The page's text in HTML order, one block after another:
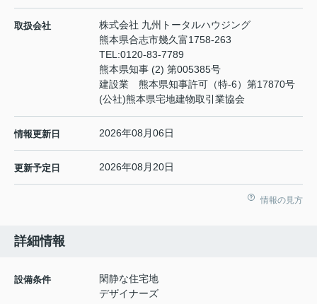
取扱会社
株式会社 九州トータルハウジング
熊本県合志市幾久富1758-263
TEL:0120-83-7789
熊本県知事 (2) 第005385号
建設業 熊本県知事許可（特-6）第17870号
(公社)熊本県宅地建物取引業協会
情報更新日 2026年08月06日
更新予定日 2026年08月20日
情報の見方
詳細情報
設備条件
閑静な住宅地
デザイナーズ